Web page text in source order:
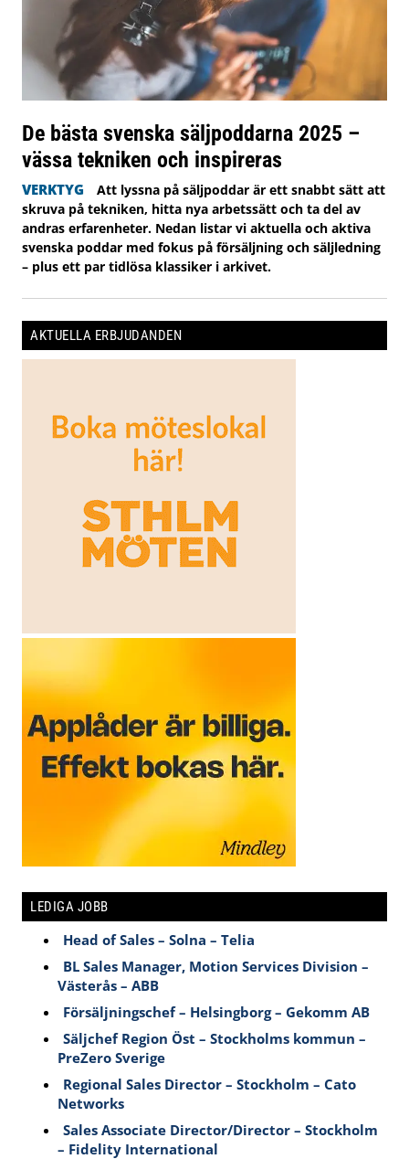
De bästa svenska säljpoddarna 2025 –
vässa tekniken och inspireras
VERKTYG
Att lyssna på säljpoddar är ett snabbt sätt att
skruva på tekniken, hitta nya arbetssätt och ta del av
andras erfarenheter. Nedan listar vi aktuella och aktiva
svenska poddar med fokus på försäljning och säljledning
– plus ett par tidlösa klassiker i arkivet.
AKTUELLA ERBJUDANDEN
LEDIGA JOBB
Head of Sales – Solna – Telia
BL Sales Manager, Motion Services Division –
Västerås – ABB
Försäljningschef – Helsingborg – Gekomm AB
Säljchef Region Öst – Stockholms kommun –
PreZero Sverige
Regional Sales Director – Stockholm – Cato
Networks
Sales Associate Director/Director – Stockholm
– Fidelity International